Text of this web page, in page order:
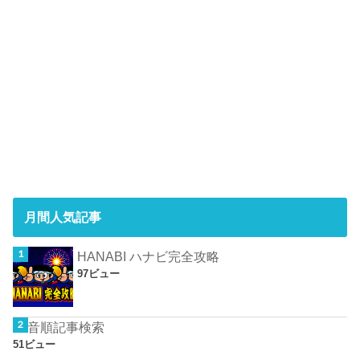
月間人気記事
HANABI ハナビ完全攻略
97ビュー
50音順記事検索
51ビュー